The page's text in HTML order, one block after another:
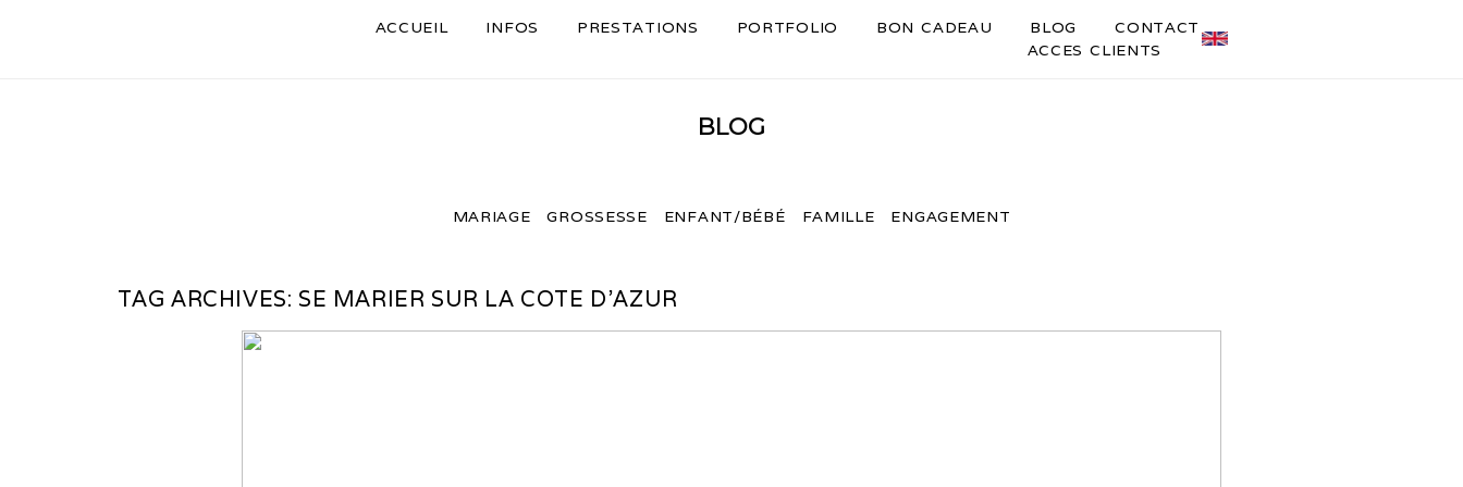
ACCUEIL INFOS PRESTATIONS PORTFOLIO BON CADEAU BLOG
CONTACT
ACCES CLIENTS
BLOG
MARIAGE GROSSESSE ENFANT/BÉBÉ FAMILLE ENGAGEMENT
TAG ARCHIVES: SE MARIER SUR LA COTE D’AZUR